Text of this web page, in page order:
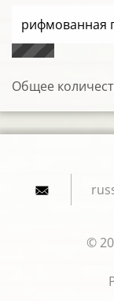
рифмованная
Общее
©